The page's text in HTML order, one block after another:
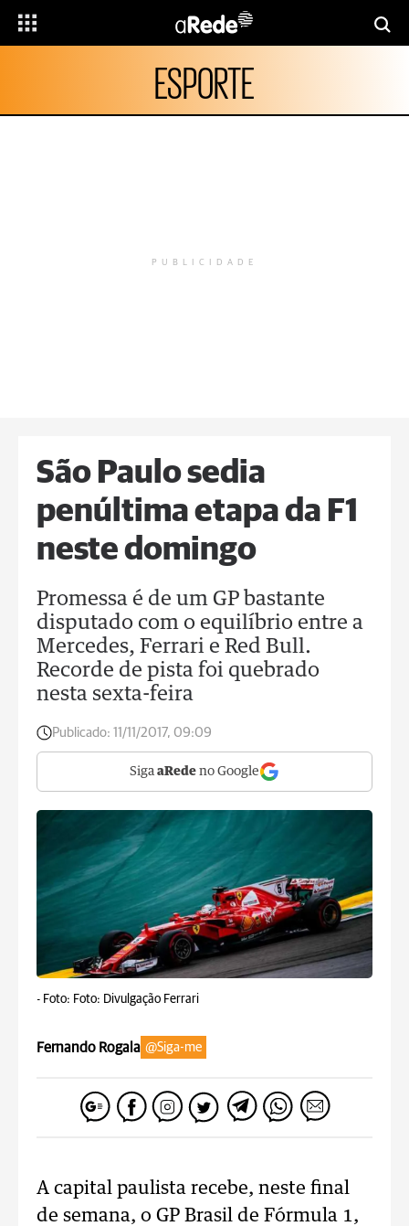
ESPORTE
PUBLICIDADE
São Paulo sedia
penúltima etapa da F1
neste domingo
Promessa é de um GP bastante
disputado com o equilíbrio entre a
Mercedes, Ferrari e Red Bull.
Recorde de pista foi quebrado
nesta sexta-feira
Publicado: 11/11/2017, 09:09
Siga aRede no Google
- Foto: Foto: Divulgação Ferrari
Fernando Rogala @Siga-me
A capital paulista recebe, neste final
de semana, o GP Brasil de Fórmula 1,